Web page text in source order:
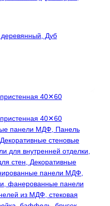
выбрать
Дуб
имеет
вариаций.
Опции
можно
выбрать
на
странице
товара.